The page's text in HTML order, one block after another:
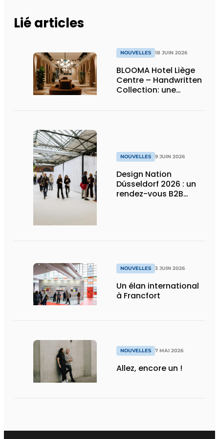
Lié articles
NOUVELLES 18 JUIN 2026
BLOOMA Hotel Liège
Centre – Handwritten
Collection: une
NOUVELLES 9 JUIN 2026
Design Nation
Düsseldorf 2026 : un
rendez-vous B2B
NOUVELLES 3 JUIN 2026
Un élan international
à Francfort
NOUVELLES 7 MAI 2026
Allez, encore un !